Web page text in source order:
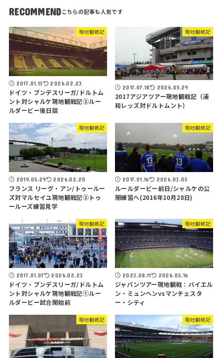
RECOMMEND
現地観戦記
2017.01.13 2026.02.23
ドイツ・ブンデスリーガ/ドルトム
ント対シャルケ現地観戦記③ルー
ルダービー後日談
現地観戦記
2017.07.18 2026.05.29
2017アジアツアー現地観戦記（浦
和レッズ対ドルトムント）
現地観戦記
2019.05.29 2026.02.20
フランス リーグ・アン/トゥールー
ズ対マルセイユ現地観戦記③トゥ
ールーズ練習見学
現地観戦記
2017.01.16 2026.03.05
ルールダービー前日/シャルケの公
開練習へ(2016年10月28日)
現地観戦記
2017.01.07 2026.02.23
ドイツ・ブンデスリーガ/ドルトム
ント対シャルケ現地観戦記①ルー
ルダービー試合開始前
現地観戦記
2023.08.11 2026.05.16
ジャパンツアー現地観戦：バイエル
ン・ミュンヘンvsマンチェスタ
ー・シティ
現地観戦記 現地観戦記